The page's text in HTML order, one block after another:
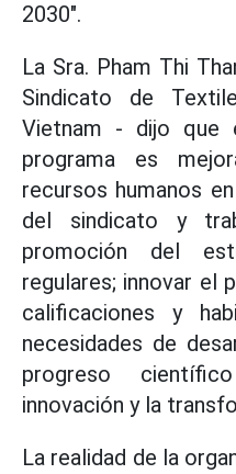
2030".
La Sra. Pham Thi
Sindicato de
Vietnam - dijo que
programa es
recursos humanos
del sindicato y
promoción del
regulares; innovar el
calificaciones y
necesidades de
progreso
innovación y la
La realidad de la